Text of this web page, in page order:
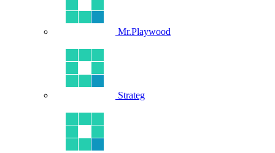
Mr.Playwood
Strateg